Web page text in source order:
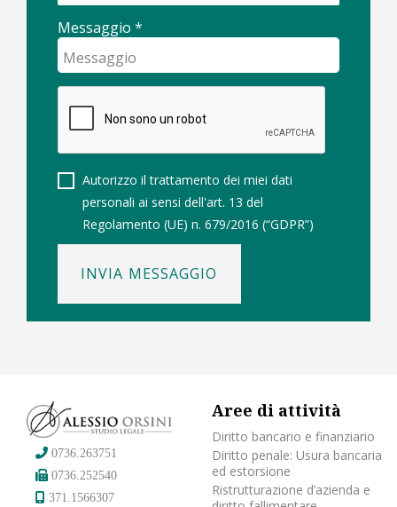
Messaggio *
Autorizzo il trattamento dei miei dati
personali ai sensi dell'art. 13 del
Regolamento (UE) n. 679/2016 (“GDPR”)
INVIA MESSAGGIO
0736.263751
0736.252540
371.1566307
Aree di attività
Diritto bancario e finanziario
Diritto penale: Usura bancaria
ed estorsione
Ristrutturazione d’azienda e